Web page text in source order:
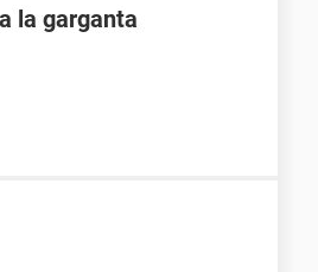
la garganta